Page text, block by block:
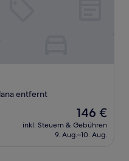
entfernt
Der
Preis
beträgt
146 €
inkl. Steuern & Gebühren
9. Aug.–10. Aug.